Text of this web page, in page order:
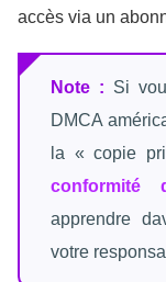
accès via un
Note : Si
DMCA
la « copie
conformité
apprendre
votre